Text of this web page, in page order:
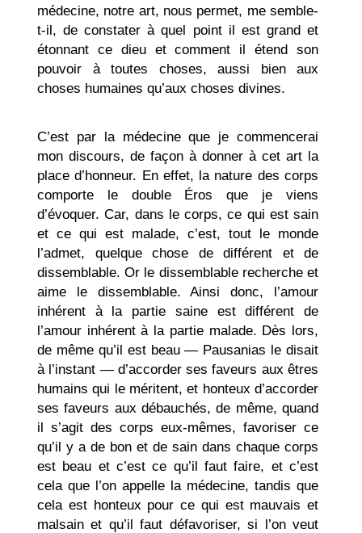
médecine, notre art, nous permet, me semble-
t-il, de constater à quel point il est grand et
étonnant ce dieu et comment il étend son
pouvoir à toutes choses, aussi bien aux
choses humaines qu’aux choses divines.
C’est par la médecine que je commencerai
mon discours, de façon à donner à cet art la
place d’honneur. En effet, la nature des corps
comporte le double Éros que je viens
d’évoquer. Car, dans le corps, ce qui est sain
et ce qui est malade, c’est, tout le monde
l’admet, quelque chose de différent et de
dissemblable. Or le dissemblable recherche et
aime le dissemblable. Ainsi donc, l’amour
inhérent à la partie saine est différent de
l’amour inhérent à la partie malade. Dès lors,
de même qu’il est beau — Pausanias le disait
à l’instant — d’accorder ses faveurs aux êtres
humains qui le méritent, et honteux d’accorder
ses faveurs aux débauchés, de même, quand
il s’agit des corps eux-mêmes, favoriser ce
qu’il y a de bon et de sain dans chaque corps
est beau et c’est ce qu’il faut faire, et c’est
cela que l’on appelle la médecine, tandis que
cela est honteux pour ce qui est mauvais et
malsain et qu’il faut défavoriser, si l’on veut